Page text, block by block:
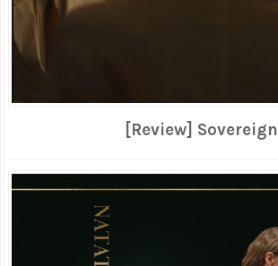
[Review] Sovereign